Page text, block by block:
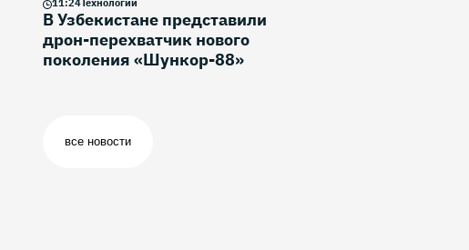
иностранцам исключили
11:24Технологии
В Узбекистане представили
дрон-перехватчик нового
поколения «Шункор-88»
все новости